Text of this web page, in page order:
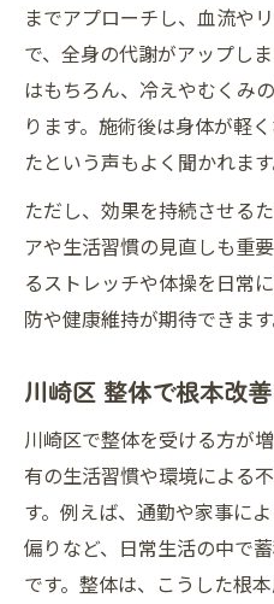
までアプローチし、血流や
で、全身の代謝がアップし
はもちろん、冷えやむくみ
ります。施術後は身体が軽
たという声もよく聞かれます
ただし、効果を持続させる
アや生活習慣の見直しも重
るストレッチや体操を日常
防や健康維持が期待できます
川崎区 整体で根本改
川崎区で整体を受ける方が
有の生活習慣や環境による
す。例えば、通勤や家事に
偏りなど、日常生活の中で
です。整体は、こうした根